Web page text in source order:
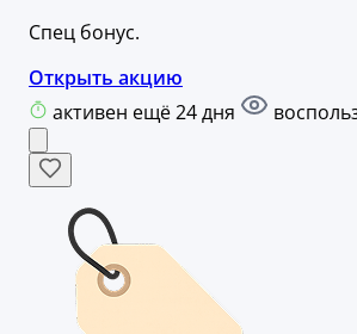
Спец бонус.
Открыть акцию
активен ещё 24 дня